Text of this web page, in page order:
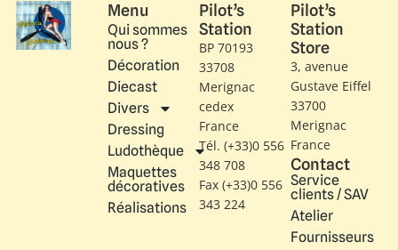
Menu
Qui sommes
nous ?
Décoration
Diecast
Divers
Dressing
Ludothèque
Maquettes
décoratives
Réalisations
Pilot’s
Station
BP 70193
33708
Merignac
cedex
France
Tél. (+33)0 556
348 708
Fax (+33)0 556
343 224
Pilot’s
Station
Store
3, avenue
Gustave Eiffel​
33700
Merignac
France
Contact
Service
clients / SAV
Atelier
Fournisseurs